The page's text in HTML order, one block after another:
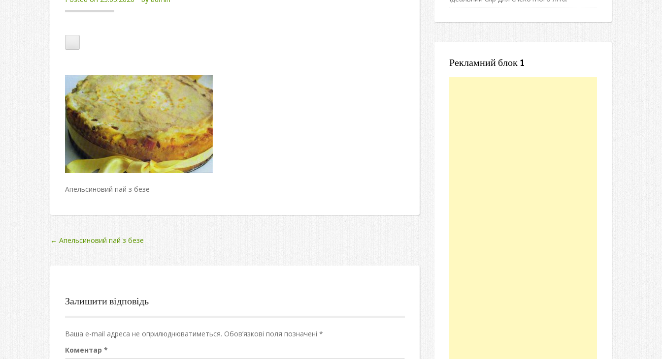
Апельсиновий пай з безе
Post
navigation
← Апельсиновий пай з безе
Залишити відповідь
Ваша e-mail адреса не оприлюднюватиметься. Обов’язкові поля позначені *
Коментар *
Рекламний блок 1